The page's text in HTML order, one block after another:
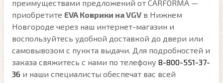
преимуществами предложений от CARFORMA —
приобретите EVA Коврики на VGV в Нижнем
Новгороде через наш интернет-магазин и
воспользуйтесь удобной доставкой до двери или
самовывозом с пункта выдачи. Для подробностей и
заказа свяжитесь с нами по телефону 8-800-551-37-
36 и наши специалисты обеспечат вас всей